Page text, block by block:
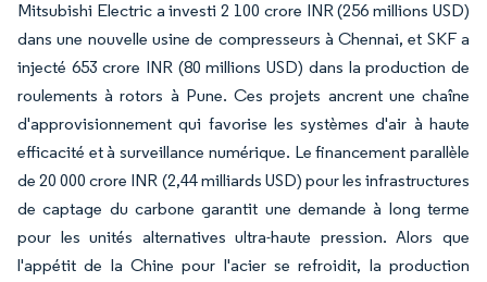
Mitsubishi Electric a investi 2 100 crore INR (256 millions USD)
dans une nouvelle usine de compresseurs à Chennai, et SKF a
injecté 653 crore INR (80 millions USD) dans la production de
roulements à rotors à Pune. Ces projets ancrent une chaîne
d'approvisionnement qui favorise les systèmes d'air à haute
efficacité et à surveillance numérique. Le financement parallèle
de 20 000 crore INR (2,44 milliards USD) pour les infrastructures
de captage du carbone garantit une demande à long terme
pour les unités alternatives ultra-haute pression. Alors que
l'appétit de la Chine pour l'acier se refroidit, la production